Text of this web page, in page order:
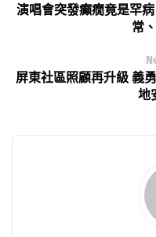
演唱會突發癲癇竟是罕
常
屏東社區照顧再升級 義
地